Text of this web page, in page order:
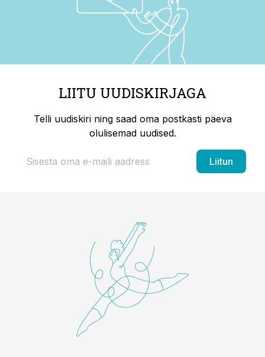
LIITU UUDISKIRJAGA
Telli uudiskiri ning saad oma postkasti päeva
olulisemad uudised.
Liitun